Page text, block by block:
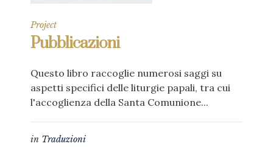
Project
Pubblicazioni
Questo libro raccoglie numerosi saggi su
aspetti specifici delle liturgie papali, tra cui
l'accoglienza della Santa Comunione...
in Traduzioni